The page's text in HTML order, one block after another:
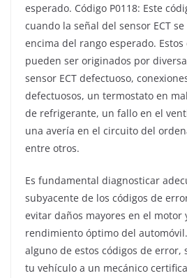
esperado. Código P0118: Este
cuando la señal del sensor ECT
encima del rango esperado.
pueden ser originados por
sensor ECT defectuoso,
defectuosos, un termostato en
de refrigerante, un fallo en el
una avería en el circuito del
entre otros.
Es fundamental diagnosticar
subyacente de los códigos de
evitar daños mayores en el motor
rendimiento óptimo del
alguno de estos códigos de error,
tu vehículo a un mecánico